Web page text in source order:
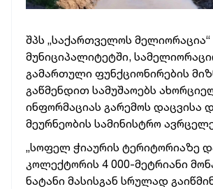
შპს „საქართველოს
მუნიციპალიტეტში,
გამართული ფუნქციონირების
გაწმენდით სამუშაოებს
ინფორმაციას გარემოს დაცვისა
მეურნეობის სამინისტრო
„სოფელ ჭიაურის ტერიტორიაზე
კოლექტორის 4 000-მეტრიანი
ნატანი მასისგან სრულად